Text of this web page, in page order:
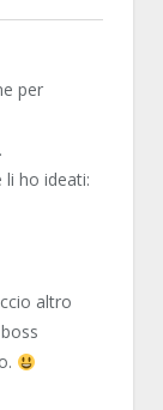
per
li ho ideati:
altro